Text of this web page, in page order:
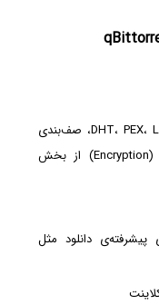
پشتیبانی از افزونه‌های BitTorrent مثل DHT، PEX، LSD، صف‌بندی
(Encryption) از بخش
پیشرفته‌ی دانلود مثل